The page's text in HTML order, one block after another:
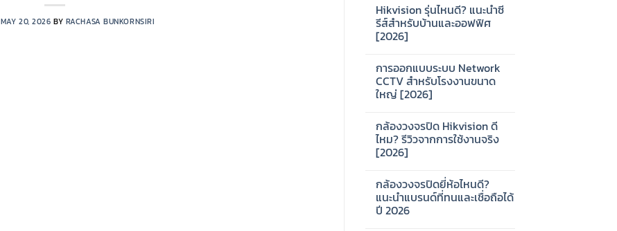
MAY 20, 2026 BY RACHASA BUNKORNSIRI
Hikvision รุ่นไหนดี? แนะนำซี
รีส์สำหรับบ้านและออฟฟิศ
[2026]
on
Hikvision
รุ่น
ไหน
ซี
รีส์
สำหรับ
บ้าน
และ
การออกแบบระบบ Network
CCTV สำหรับโรงงานขนาด
ใหญ่ [2026]
on
การ
ออกแบบ
ระบบ
สำหรับ
โรงงาน
ขนาด
ใหญ่
[2026]
กล้องวงจรปิด Hikvision ดี
ไหม? รีวิวจากการใช้งานจริง
[2026]
on
กล้อง
วงจรปิด
Hikvision
กล้องวงจรปิดยี่ห้อไหนดี?
แนะนำแบรนด์ที่ทนและเชื่อถือได้
ปี 2026